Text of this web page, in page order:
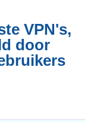
VPN's,
door